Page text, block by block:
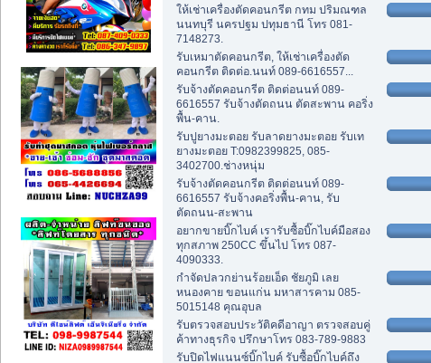
ให้เช่าเครื่องตัดคอนกรีต กทม ปริมณฑล
นนทบุรี นครปฐม ปทุมธานี โทร 081-
7148273.
รับเหมาตัดคอนกรีต, ให้เช่าเครื่องตัด
คอนกรีต ติดต่อ.นนท์ 089-6616557...
รับจ้างตัดคอนกรีต ติดต่อนนท์ 089-
6616557 รับจ้างตัดถนน ตัดสะพาน คอริ่ง
พื้น-คาน.
รับปูยางมะตอย รับลาดยางมะตอย รับเท
ยางมะตอย T:0982399825, 085-
3402700.ช่างหนุ่ม
รับจ้างตัดคอนกรีต ติดต่อนนท์ 089-
6616557 รับจ้างคอริ่งพื้น-คาน, รับ
ตัดถนน-สะพาน
อยากขายบิ๊กไบค์ เรารับซื้อบิ๊กไบค์มือสอง
ทุกสภาพ 250CC ขึ้นไป โทร 087-
4090333.
กำจัดปลวกย่านร้อยเอ็ด ชัยภูมิ เลย
หนองคาย ขอนแก่น มหาสารคาม 085-
5015148 คุณอุบล
รับตรวจสอบประวัติคดีอาญา ตรวจสอบคู่
ค้าทางธุรกิจ ปรึกษาโทร 083-789-9883
รับปิดไฟแนนซ์บิ๊กไบค์ รับซื้อบิ๊กไบค์ถึง